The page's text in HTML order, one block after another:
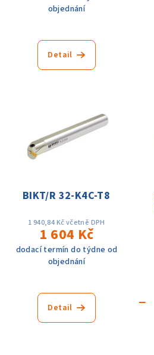
objednání
Detail
BIKT/R 32-K4C-T8
1 940,84 Kč včetně DPH
1 604 Kč
dodací termín do týdne od
objednání
Detail −